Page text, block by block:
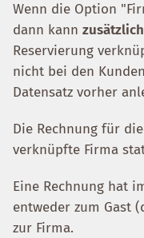
Wenn die Option
dann kann
Reservierung
nicht bei den
Datensatz vorher
Die Rechnung für
verknüpfte Firma
Eine Rechnung hat
entweder zum Gast
zur Firma.